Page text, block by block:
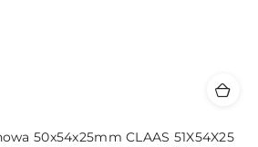
50x54x25mm CLAAS 51X54X25